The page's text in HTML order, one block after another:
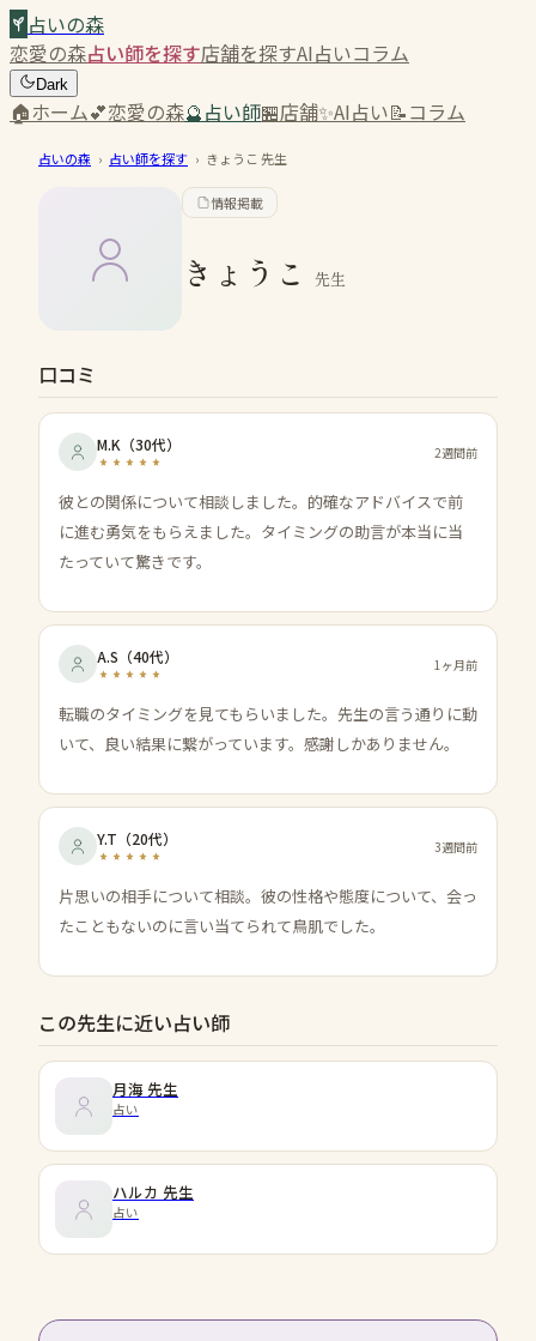
占いの森
恋愛の森占い師を探す店舗を探すAI占いコラム
Dark
🏠ホーム💕恋愛の森🔮占い師🏪店舗✨AI占い📝コラム
占いの森 › 占い師を探す › きょうこ 先生
情報掲載
きょうこ 先生
口コミ
M.K （30代） 2週間前
彼との関係について相談しました。的確なアドバイスで前
に進む勇気をもらえました。タイミングの助言が本当に当
たっていて驚きです。
A.S （40代） 1ヶ月前
転職のタイミングを見てもらいました。先生の言う通りに動
いて、良い結果に繋がっています。感謝しかありません。
Y.T （20代） 3週間前
片思いの相手について相談。彼の性格や態度について、会っ
たこともないのに言い当てられて鳥肌でした。
この先生に近い占い師
月海 先生
占い
ハルカ 先生
占い